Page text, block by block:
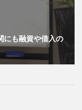
にも融資や借入の